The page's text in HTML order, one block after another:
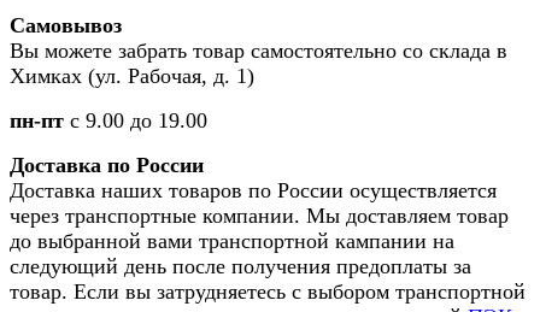
Самовывоз
Вы можете забрать товар самостоятельно со склада в
Химках (ул. Рабочая, д. 1)
пн-пт с 9.00 до 19.00
Доставка по России
Доставка наших товаров по России осуществляется
через транспортные компании. Мы доставляем товар
до выбранной вами транспортной кампании на
следующий день после получения предоплаты за
товар. Если вы затрудняетесь с выбором транспортной